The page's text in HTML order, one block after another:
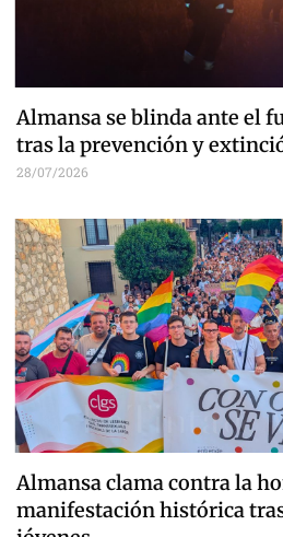
Almansa se blinda ante el
tras la prevención y
28/07/2026
Almansa clama contra la
manifestación histórica